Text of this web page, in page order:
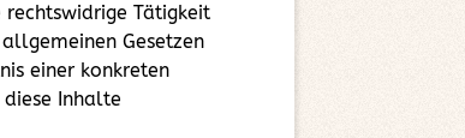
Tätigkeit
Gesetzen
einer konkreten
Inhalte